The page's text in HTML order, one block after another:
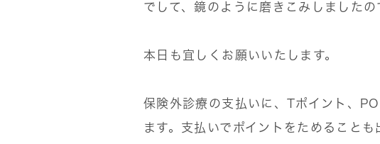
でして、鏡のように磨きこみしましたの
本日も宜しくお願いいたします。
保険外診療の支払いに、Tポイント、
ます。支払いでポイントをためること